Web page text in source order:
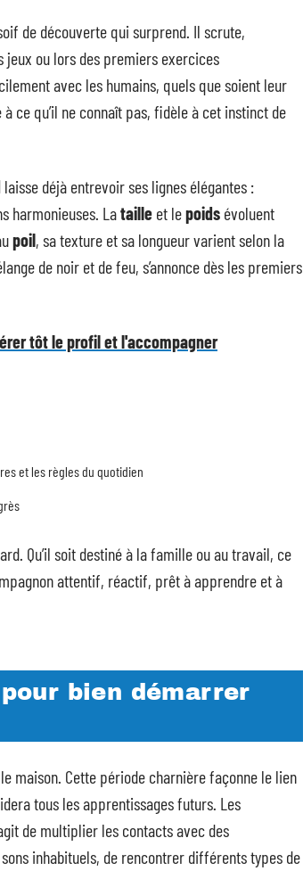
de découverte qui surprend. Il scrute,
jeux ou lors des premiers exercices
avec les humains, quels que soient leur
ce qu’il ne connaît pas, fidèle à cet instinct de
laisse déjà entrevoir ses lignes élégantes :
harmonieuses. Lataille et lepoids évoluent
poil, sa texture et sa longueur varient selon la
de noir et de feu, s’annonce dès les premiers
tôt le profil et l'accompagner
et les règles du quotidien
Qu’il soit destiné à la famille ou au travail, ce
attentif, réactif, prêt à apprendre et à
bien démarrer
maison. Cette période charnière façonne le lien
tous les apprentissages futurs. Les
de multiplier les contacts avec des
inhabituels, de rencontrer différents types de